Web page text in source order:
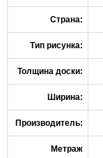
Страна:
Тип рисунка:
Толщина доски:
Ширина:
Производитель:
Метраж